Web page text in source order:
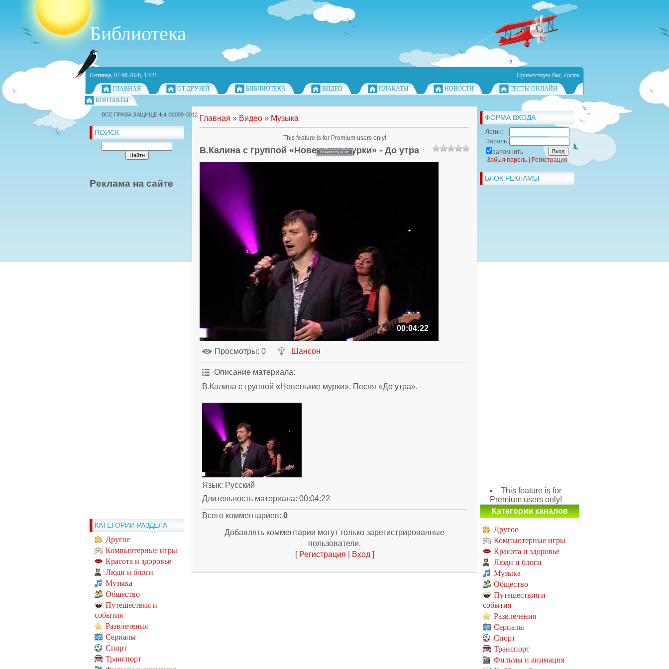
Библиотека
Пятница, 07.08.2026, 13:21 Приветствую Вас, Гость
ГЛАВНАЯ
ОТ ДРУЗЕЙ БИБЛИОТЕКА ВИДЕО ПЛАКАТЫ НОВОСТИ
ТЕСТЫ ОНЛАЙН
КОНТАКТЫ
ПОИСК
Реклама на сайте
КАТЕГОРИИ РАЗДЕЛА
Другое
Компьютерные игры
Красота и здоровье
Люди и блоги
Музыка
Общество
Путешествия и
события
Развлечения
Сериалы
Спорт
Транспорт
Главная » Видео » Музыка
В.Калина с группой «Новенькие мурки» - До утра
00:04:22
Просмотры: 0 Шансон
Описание материала:
В.Калина с группой «Новенькие мурки». Песня «До утра».
Язык: Русский
Длительность материала: 00:04:22
Всего комментариев: 0
Добавлять комментарии могут только зарегистрированные
пользователи.
[ Регистрация Вход ]
ФОРМА ВХОДА
Логин:
Пароль:
запомнить
Забыл пароль
Регистрация
БЛОК РЕКЛАМЫ
This feature is for
Premium users only!
Категории каналов
Другое
Компьютерные игры
Красота и здоровье
Люди и блоги
Музыка
Общество
Путешествия и
события
Развлечения
Сериалы
Спорт
Транспорт
Фильмы и анимация
ВСЕ ПРАВА ЗАЩИЩЕНЫ ©2009-2012
This feature is for Premium users only!